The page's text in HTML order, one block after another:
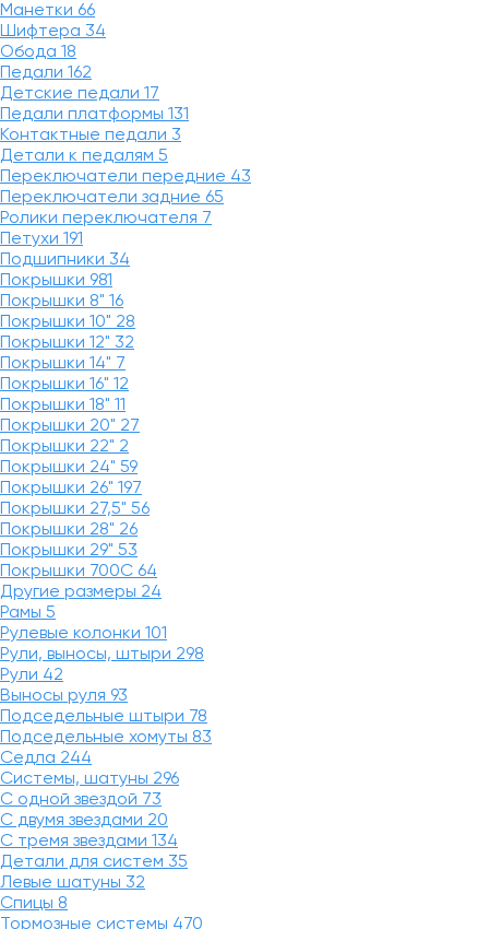
Манетки 66
Шифтера 34
Обода 18
Педали 162
Детские педали 17
Педали платформы 131
Контактные педали 3
Детали к педалям 5
Переключатели передние 43
Переключатели задние 65
Ролики переключателя 7
Петухи 191
Подшипники 34
Покрышки 981
Покрышки 8" 16
Покрышки 10" 28
Покрышки 12" 32
Покрышки 14" 7
Покрышки 16" 12
Покрышки 18" 11
Покрышки 20" 27
Покрышки 22" 2
Покрышки 24" 59
Покрышки 26" 197
Покрышки 27,5" 56
Покрышки 28" 26
Покрышки 29" 53
Покрышки 700C 64
Другие размеры 24
Рамы 5
Рулевые колонки 101
Рули, выносы, штыри 298
Рули 42
Выносы руля 93
Подседельные штыри 78
Подседельные хомуты 83
Седла 244
Системы, шатуны 296
С одной звездой 73
С двумя звездами 20
С тремя звездами 134
Детали для систем 35
Левые шатуны 32
Спицы 8
Тормозные системы 470